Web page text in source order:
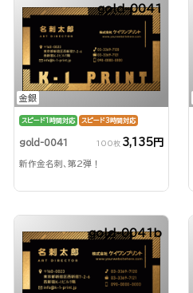
金銀
gold-0041
スピード1時間対応 スピード3時間対応
gold-0041 100枚 3,135円
新作金名刺、第2弾！
gold-0041b